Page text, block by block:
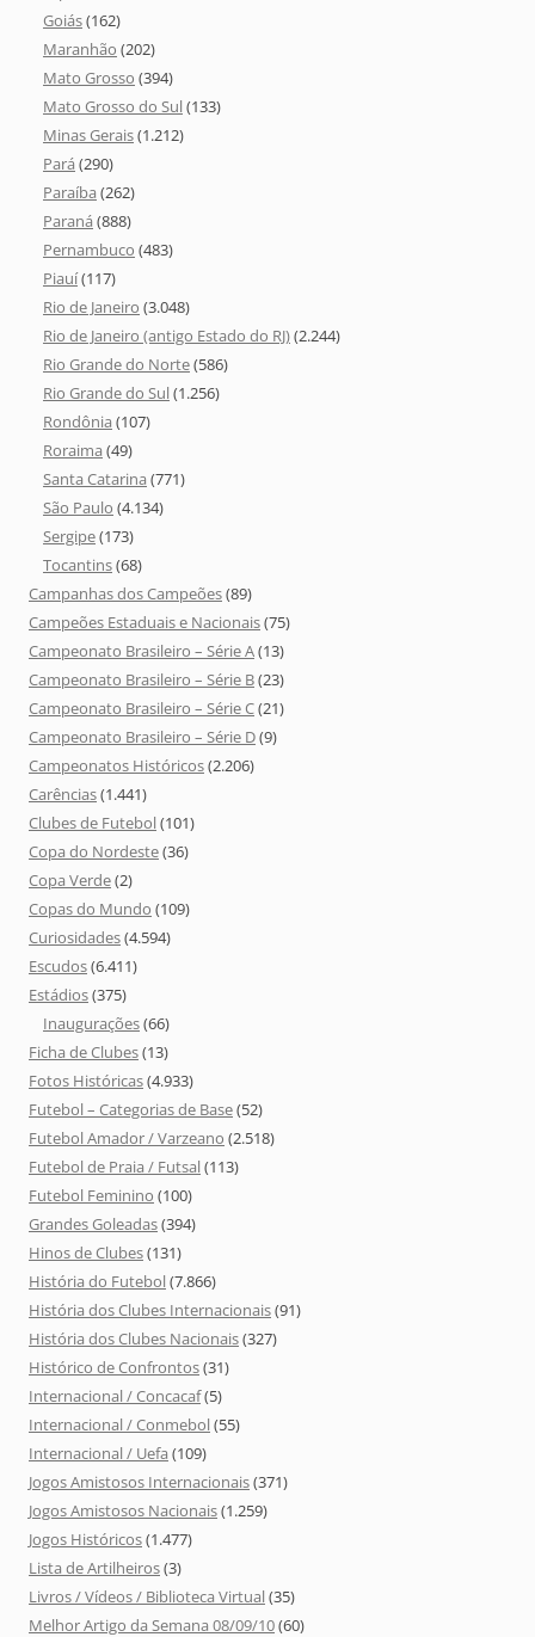
Goiás(162)
Maranhão (202)
Mato Grosso (394)
Mato Grosso do Sul(133)
Minas Gerais(1.212)
Pará (290)
Paraíba (262)
Paraná (888)
Pernambuco (483)
Piauí(117)
Rio de Janeiro (3.048)
Rio de Janeiro (antigo Estado do RJ)(2.244)
Rio Grande do Norte(586)
Rio Grande do Sul(1.256)
Rondônia (107)
Roraima (49)
Santa Catarina (771)
São Paulo (4.134)
Sergipe(173)
Tocantins(68)
Campanhas dos Campeões(89)
Campeões Estaduais e Nacionais(75)
Campeonato Brasileiro – Série A(13)
Campeonato Brasileiro – Série B(23)
Campeonato Brasileiro – Série C(21)
Campeonato Brasileiro – Série D(9)
Campeonatos Históricos(2.206)
Carências(1.441)
Clubes de Futebol(101)
Copa do Nordeste(36)
Copa Verde(2)
Copas do Mundo (109)
Curiosidades(4.594)
Escudos(6.411)
Estádios(375)
Inaugurações(66)
Ficha de Clubes(13)
Fotos Históricas(4.933)
Futebol – Categorias de Base(52)
Futebol Amador / Varzeano (2.518)
Futebol de Praia / Futsal(113)
Futebol Feminino (100)
Grandes Goleadas(394)
Hinos de Clubes(131)
História do Futebol(7.866)
História dos Clubes Internacionais(91)
História dos Clubes Nacionais(327)
Histórico de Confrontos(31)
Internacional / Concacaf(5)
Internacional / Conmebol(55)
Internacional / Uefa (109)
Jogos Amistosos Internacionais(371)
Jogos Amistosos Nacionais(1.259)
Jogos Históricos(1.477)
Lista de Artilheiros(3)
Livros / Vídeos / Biblioteca Virtual(35)
Melhor Artigo da Semana 08/09/10(60)